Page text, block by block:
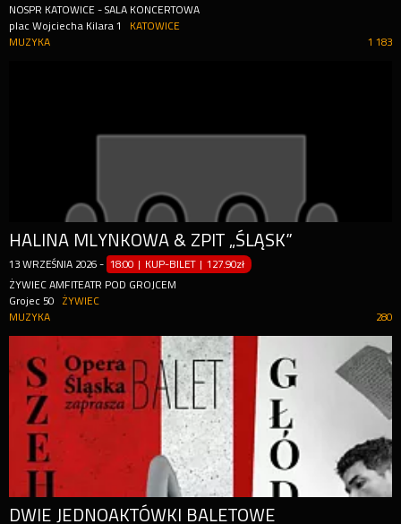
NOSPR KATOWICE - SALA KONCERTOWA
plac Wojciecha Kilara 1
KATOWICE
1 183
MUZYKA
HALINA MLYNKOWA & ZPIT „ŚLĄSK”
13 WRZEŚNIA 2026 - 18:00 | KUP-BILET |127.90zł
ŻYWIEC AMFITEATR POD GROJCEM
Grojec 50
ŻYWIEC
280
MUZYKA
DWIE JEDNOAKTÓWKI BALETOWE